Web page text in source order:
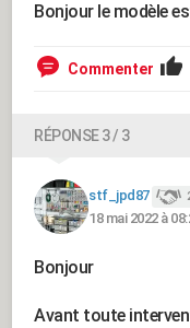
Bonjour le modèle
Commenter
RÉPONSE 3 / 3
stf_jpd87
18 mai 2022 à
Bonjour
Avant toute